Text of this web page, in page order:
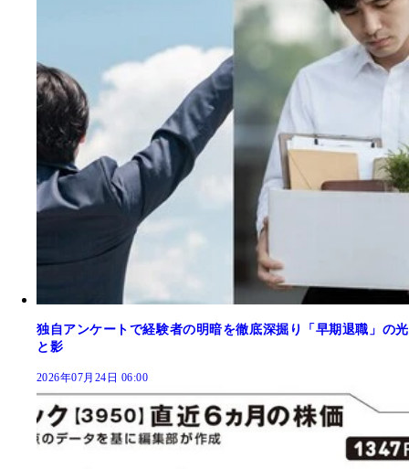
独自アンケートで経験者の明暗を徹底深掘り「早期退職」の光
と影
2026年07月24日 06:00